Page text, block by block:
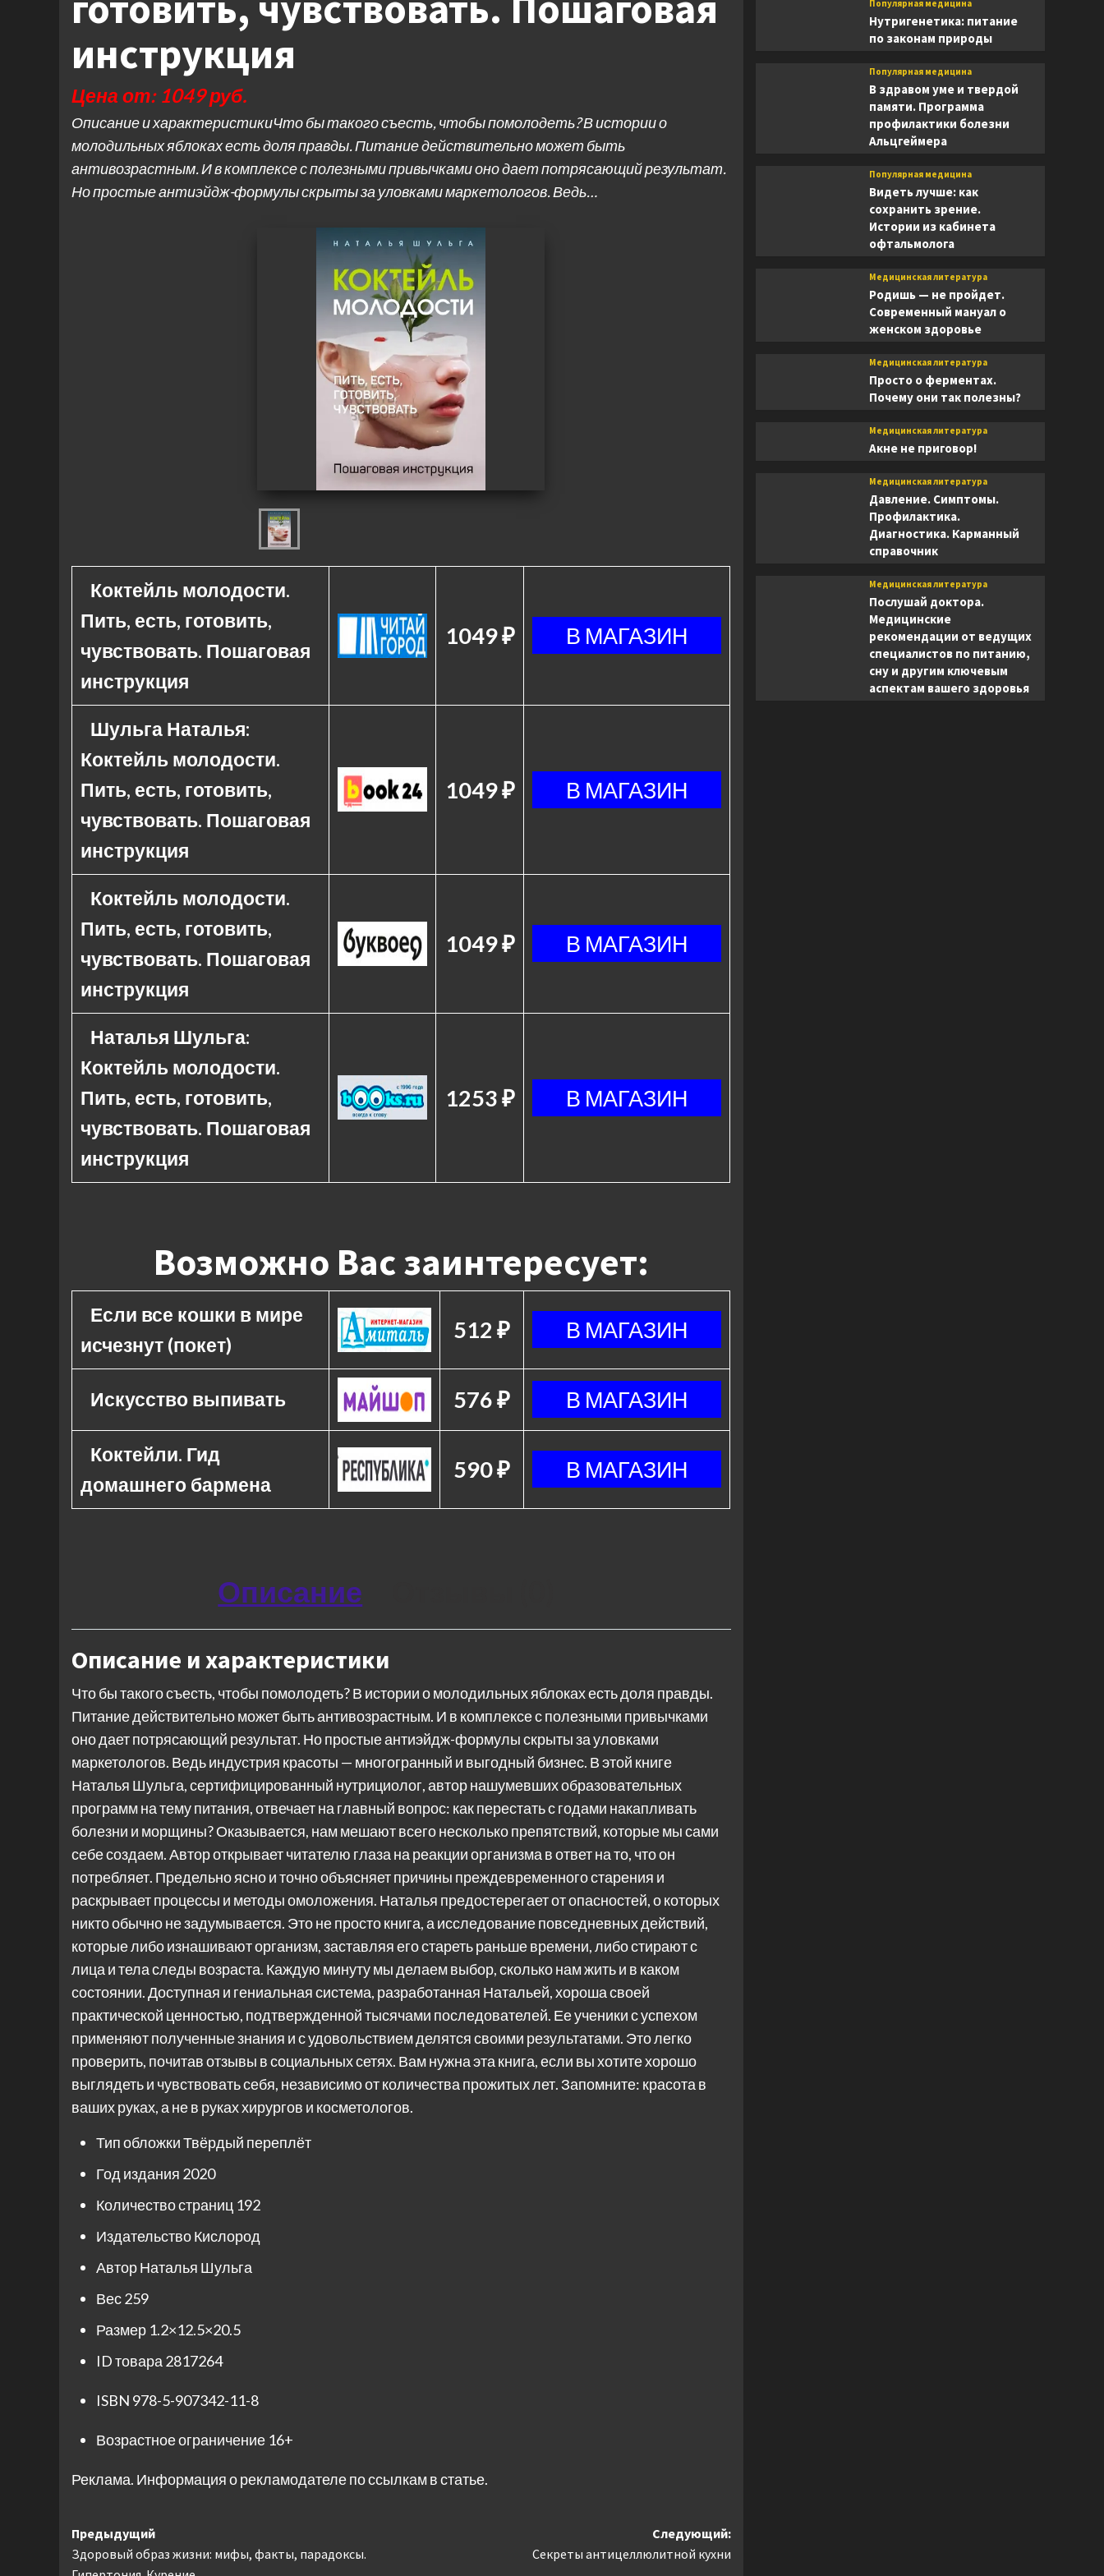
инструкция
Цена от: 1049 руб.
Описание и характеристикиЧто бы такого съесть, чтобы помолодеть? В истории о
молодильных яблоках есть доля правды. Питание действительно может быть
антивозрастным. И в комплексе с полезными привычками оно дает потрясающий результат.
Но простые антиэйдж-формулы скрыты за уловками маркетологов. Ведь…
Коктейль молодости.
Пить, есть, готовить,
чувствовать. Пошаговая
инструкция
1049 ₽
Шульга Наталья:
Коктейль молодости.
Пить, есть, готовить,
чувствовать. Пошаговая
инструкция
1049 ₽
Коктейль молодости.
Пить, есть, готовить,
чувствовать. Пошаговая
инструкция
1049 ₽
Наталья Шульга:
Коктейль молодости.
Пить, есть, готовить,
чувствовать. Пошаговая
инструкция
1253 ₽
Возможно Вас заинтересует:
Если все кошки в мире
исчезнут (покет)
512 ₽
Искусство выпивать 576 ₽
Коктейли. Гид
домашнего бармена
590 ₽
Описание
Описание и характеристики
Что бы такого съесть, чтобы помолодеть? В истории о молодильных яблоках есть доля правды.
Питание действительно может быть антивозрастным. И в комплексе с полезными привычками
оно дает потрясающий результат. Но простые антиэйдж-формулы скрыты за уловками
маркетологов. Ведь индустрия красоты — многогранный и выгодный бизнес. В этой книге
Наталья Шульга, сертифицированный нутрициолог, автор нашумевших образовательных
программ на тему питания, отвечает на главный вопрос: как перестать с годами накапливать
болезни и морщины? Оказывается, нам мешают всего несколько препятствий, которые мы сами
себе создаем. Автор открывает читателю глаза на реакции организма в ответ на то, что он
потребляет. Предельно ясно и точно объясняет причины преждевременного старения и
раскрывает процессы и методы омоложения. Наталья предостерегает от опасностей, о которых
никто обычно не задумывается. Это не просто книга, а исследование повседневных действий,
которые либо изнашивают организм, заставляя его стареть раньше времени, либо стирают с
лица и тела следы возраста. Каждую минуту мы делаем выбор, сколько нам жить и в каком
состоянии. Доступная и гениальная система, разработанная Натальей, хороша своей
практической ценностью, подтвержденной тысячами последователей. Ее ученики с успехом
применяют полученные знания и с удовольствием делятся своими результатами. Это легко
проверить, почитав отзывы в социальных сетях. Вам нужна эта книга, если вы хотите хорошо
выглядеть и чувствовать себя, независимо от количества прожитых лет. Запомните: красота в
ваших руках, а не в руках хирургов и косметологов.
Тип обложкиТвёрдый переплёт
Год издания 2020
Количество страниц 192
ИздательствоКислород
АвторНаталья Шульга
Вес259
Размер 1.2×12.5×20.5
ID товара 2817264
ISBN 978-5-907342-11-8
Возрастное ограничение 16+
Реклама. Информация о рекламодателе по ссылкам в статье.
Навигация
записи
Предыдущий
Здоровый образ жизни: мифы, факты, парадоксы.
Следующий:
Секреты антицеллюлитной кухни
Популярная медицина
Нутригенетика: питание
по законам природы
Популярная медицина
В здравом уме и твердой
памяти. Программа
профилактики болезни
Альцгеймера
Популярная медицина
Видеть лучше: как
сохранить зрение.
Истории из кабинета
офтальмолога
Медицинская литература
Родишь — не пройдет.
Современный мануал о
женском здоровье
Медицинская литература
Просто о ферментах.
Почему они так полезны?
Медицинская литература
Акне не приговор!
Медицинская литература
Давление. Симптомы.
Профилактика.
Диагностика. Карманный
справочник
Медицинская литература
Послушай доктора.
Медицинские
рекомендации от ведущих
специалистов по питанию,
сну и другим ключевым
аспектам вашего здоровья